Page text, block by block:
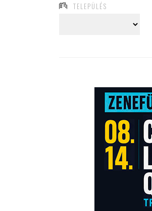
TELEPÜLÉS